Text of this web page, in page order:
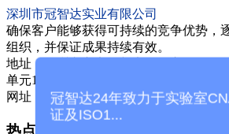
深圳市冠智达实业有限公司
确保客户能够获得可持续的竞争优势，
组织，并保证成果持续有效。
地址：深圳市宝安区新安街道宝民一路
单元15楼
网址：www.greemco.com
热点新闻
冠智达24年致力于实验室
证及ISO1...